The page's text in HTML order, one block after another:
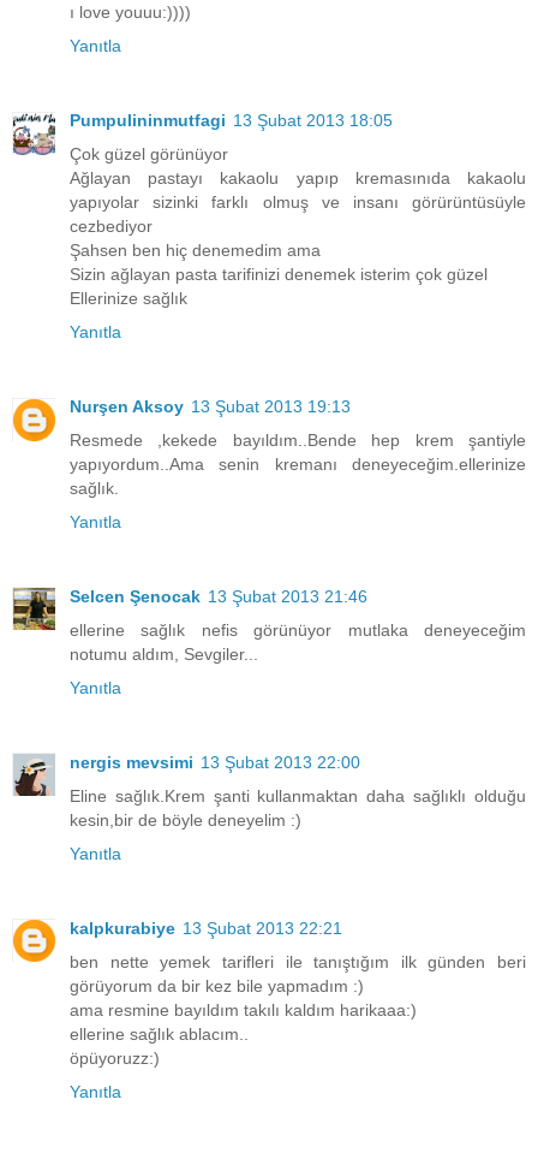
ı love youuu:))))
Yanıtla
Pumpulininmutfagi 13 Şubat 2013 18:05
Çok güzel görünüyor
Ağlayan pastayı kakaolu yapıp kremasınıda kakaolu
yapıyolar sizinki farklı olmuş ve insanı görürüntüsüyle
cezbediyor
Şahsen ben hiç denemedim ama
Sizin ağlayan pasta tarifinizi denemek isterim çok güzel
Ellerinize sağlık
Yanıtla
Nurşen Aksoy 13 Şubat 2013 19:13
Resmede ,kekede bayıldım..Bende hep krem şantiyle
yapıyordum..Ama senin kremanı deneyeceğim.ellerinize
sağlık.
Yanıtla
Selcen Şenocak 13 Şubat 2013 21:46
ellerine sağlık nefis görünüyor mutlaka deneyeceğim
notumu aldım, Sevgiler...
Yanıtla
nergis mevsimi 13 Şubat 2013 22:00
Eline sağlık.Krem şanti kullanmaktan daha sağlıklı olduğu
kesin,bir de böyle deneyelim :)
Yanıtla
kalpkurabiye 13 Şubat 2013 22:21
ben nette yemek tarifleri ile tanıştığım ilk günden beri
görüyorum da bir kez bile yapmadım :)
ama resmine bayıldım takılı kaldım harikaaa:)
ellerine sağlık ablacım..
öpüyoruzz:)
Yanıtla